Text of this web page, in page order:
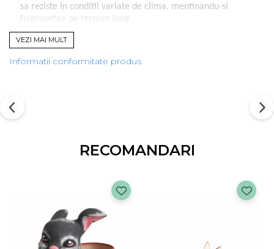
sa reziste in conditii variate de clima, mentinandu-si
frumusetea pe termen lung.
Design: Detaliile minutioase si finisajul ofera un aspect
autentic, transformandu-l intr-o piesa de decor speciala.
Dimensiuni: Cu dimensiuni
Infrumuseteaza spatiul exterior: Aduce o nota de farmec
si bucurie in gradina ta, transformand-o într-un loc vesel
si primitor.
Cadou perfect: acest iepuras poate fi un cadou minunat
pentru iubitorii de animale si natura, ideal pentru orice
VEZI MAI MULT
Informatii conformitate produs
RECOMANDARI